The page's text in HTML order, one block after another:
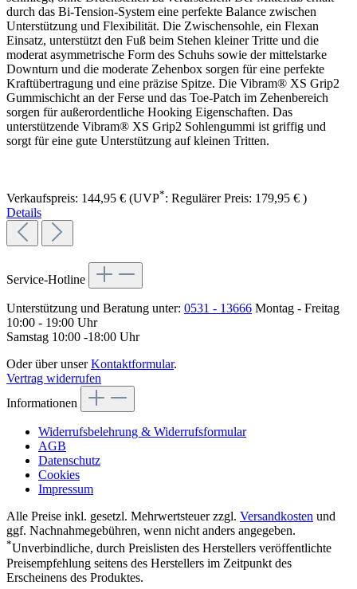
durch das Bi-Tension-System eine perfekte Balance zwischen
Unterstützung und Flexibilität. Die Zwischensohle, ein Flexan
Einsatz, unterstützt den Fuß beim Stehen kleiner Tritte und die
moderat asymmetrische Form des Schuhs sowie der mittelstarke
Downturn und die moderate Zehenbox sorgen für eine perfekte
Kraftübertragung und eine präzise Spitze. Die Vibram® XS Grip2
Gummischicht an der Ferse und das Toe-Patch im Zehenbereich
sorgen für außerordentliche Hooking Eigenschaften. Das
unterstützende Vibram® XS Grip2 Sohlengummi ist griffig und
sorgt für eine gute Unterstützung auf kleinen Tritten.
Verkaufspreis: 144,95 € (UVP*: Regulärer Preis: 179,95 € )
Details
Service-Hotline
Unterstützung und Beratung unter: 0531 - 13666 Montag - Freitag
10:00 - 19:00 Uhr
Samstag 10:00 -18:00 Uhr
Oder über unserKontaktformular.
Vertrag widerrufen
Informationen
Widerrufsbelehrung & Widerrufsformular
AGB
Datenschutz
Cookies
Impressum
Alle Preise inkl. gesetzl. Mehrwertsteuer zzgl. Versandkosten und
ggf. Nachnahmegebühren, wenn nicht anders angegeben.
*Unverbindliche, durch Preislisten des Herstellers veröffentlichte
Preisempfehlung seitens des Herstellers im Zeitpunkt des
Erscheinens des Produktes.